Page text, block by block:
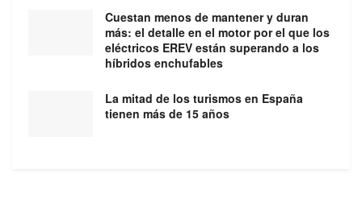
Cuestan menos de mantener y duran
más: el detalle en el motor por el que los
eléctricos EREV están superando a los
híbridos enchufables
La mitad de los turismos en España
tienen más de 15 años